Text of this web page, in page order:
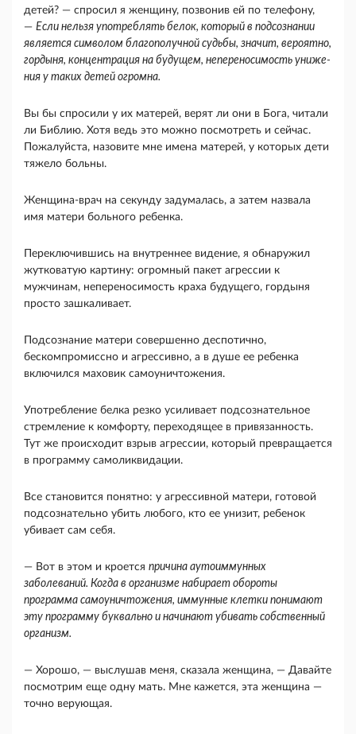
детей? — спросил я женщину, позвонив ей по телефону,
— Если нельзя употреблять белок, который в подсознании
является символом благо­получной судьбы, значит, вероятно,
гордыня, кон­центрация на будущем, непереносимость униже­
ния у таких детей огромна.
Вы бы спросили у их матерей, верят ли они в Бога, читали
ли Библию. Хотя ведь это можно посмотреть и сейчас.
Пожа­луйста, назовите мне имена матерей, у которых дети
тяжело больны.
Женщина-врач на секунду задумалась, а затем назвала
имя матери больного ребенка.
Переклю­чившись на внутреннее видение, я обнаружил
жутковатую картину: огромный пакет агрессии к
мужчинам, непереносимость краха будущего, гор­дыня
просто зашкаливает.
Подсознание матери со­вершенно деспотично,
бескомпромиссно и агрес­сивно, а в душе ее ребенка
включился маховик самоуничтожения.
Употребление белка резко уси­ливает подсознательное
стремление к комфорту, переходящее в привязанность.
Тут же происходит взрыв агрессии, который превращается
в програм­му самоликвидации.
Все становится понятно: у аг­рессивной матери, готовой
подсознательно убить любого, кто ее унизит, ребенок
убивает сам себя.
— Вот в этом и кроется причина аутоиммунных
заболеваний. Когда в организме набирает обороты
программа самоуничтожения, иммунные клетки понимают
эту программу буквально и начинают убивать собственный
организм.
— Хорошо, — выслушав меня, сказала женщи­на, — Давайте
посмотрим еще одну мать. Мне ка­жется, эта женщина —
точно верующая.